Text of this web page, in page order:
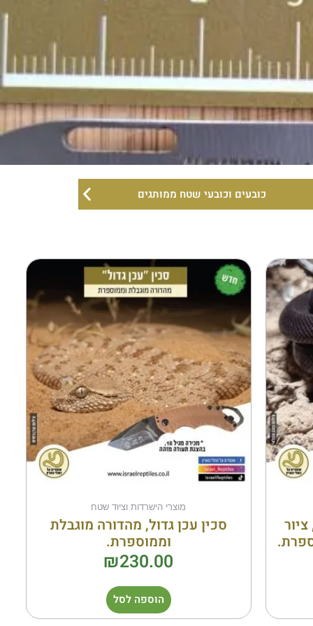
פוסטרים ומדבקות הסברה
מוצרי הישרדות וציוד שטח
סכין עכן גדול, מהדורה מוגבלת
וממוספרת.
₪230.00
הוספה לסל